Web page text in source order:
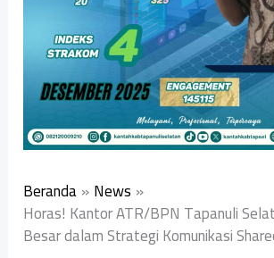
Beranda News
Horas! Kantor ATR/BPN Tapanuli
Besar dalam Strategi Komunikasi